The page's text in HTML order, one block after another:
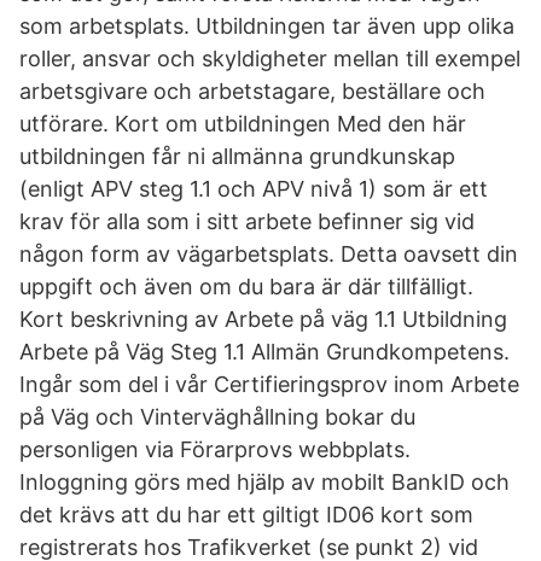
som arbetsplats. Utbildningen tar även upp olika
roller, ansvar och skyldigheter mellan till exempel
arbetsgivare och arbetstagare, beställare och
utförare. Kort om utbildningen Med den här
utbildningen får ni allmänna grundkunskap
(enligt APV steg 1.1 och APV nivå 1) som är ett
krav för alla som i sitt arbete befinner sig vid
någon form av vägarbetsplats. Detta oavsett din
uppgift och även om du bara är där tillfälligt.
Kort beskrivning av Arbete på väg 1.1 Utbildning
Arbete på Väg Steg 1.1 Allmän Grundkompetens.
Ingår som del i vår Certifieringsprov inom Arbete
på Väg och Vinterväghållning bokar du
personligen via Förarprovs webbplats.
Inloggning görs med hjälp av mobilt BankID och
det krävs att du har ett giltigt ID06 kort som
registrerats hos Trafikverket (se punkt 2) vid